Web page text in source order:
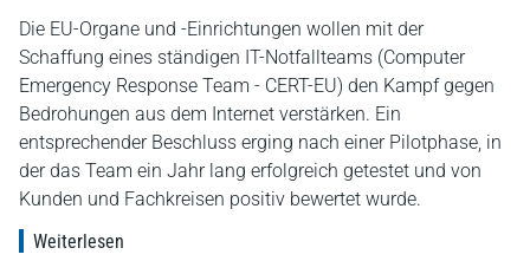
Die EU-Organe und -Einrichtungen wollen mit der
Schaffung eines ständigen IT-Notfallteams (Computer
Emergency Response Team - CERT-EU) den Kampf gegen
Bedrohungen aus dem Internet verstärken. Ein
entsprechender Beschluss erging nach einer Pilotphase, in
der das Team ein Jahr lang erfolgreich getestet und von
Kunden und Fachkreisen positiv bewertet wurde.
Weiterlesen